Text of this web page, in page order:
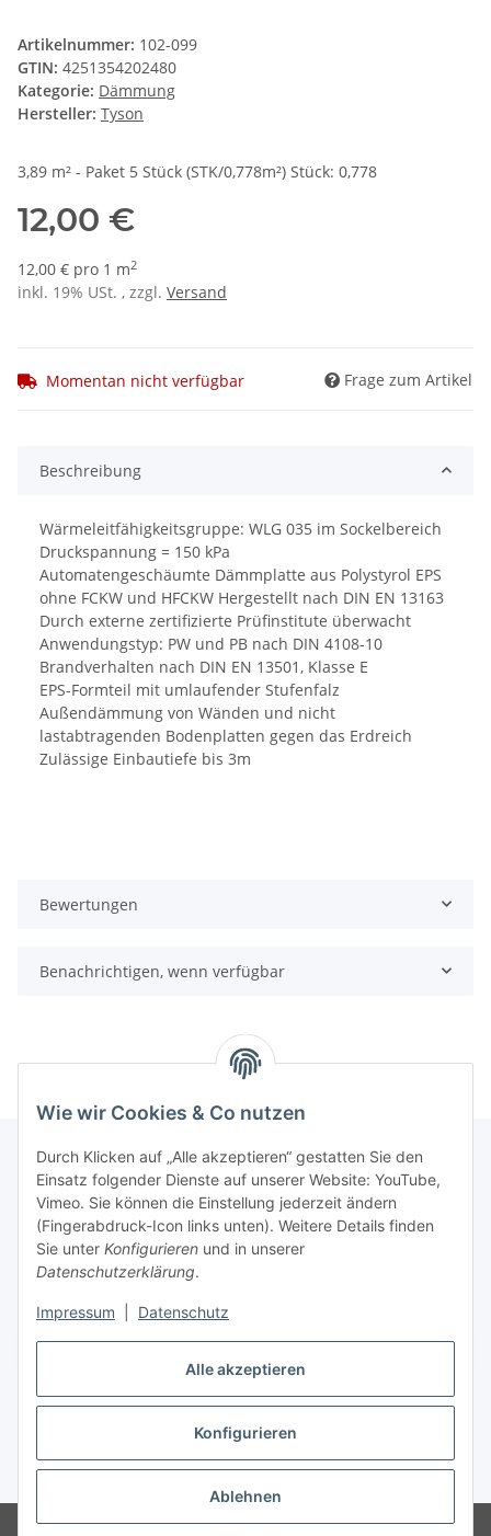
Alle akzeptieren
Konfigurieren
Ablehnen
Wie wir Cookies & Co nutzen
Durch Klicken auf „Alle akzeptieren“ gestatten Sie den
Einsatz folgender Dienste auf unserer Website: YouTube,
Vimeo. Sie können die Einstellung jederzeit ändern
(Fingerabdruck-Icon links unten). Weitere Details finden
Sie unter Konfigurieren und in unserer
Datenschutzerklärung.
Impressum Datenschutz
Artikelnummer: 102-099
GTIN: 4251354202480
Kategorie: Dämmung
Hersteller: Tyson
3,89 m² - Paket 5 Stück (STK/0,778m²) Stück: 0,778
12,00 €
12,00 € pro 1 m2
inkl. 19% USt. , zzgl. Versand
Momentan nicht verfügbar Frage zum Artikel
Beschreibung
Wärmeleitfähigkeitsgruppe: WLG 035 im Sockelbereich
Druckspannung = 150 kPa
Automatengeschäumte Dämmplatte aus Polystyrol EPS
ohne FCKW und HFCKW Hergestellt nach DIN EN 13163
Durch externe zertifizierte Prüfinstitute überwacht
Anwendungstyp: PW und PB nach DIN 4108-10
Brandverhalten nach DIN EN 13501, Klasse E
EPS-Formteil mit umlaufender Stufenfalz
Außendämmung von Wänden und nicht
lastabtragenden Bodenplatten gegen das Erdreich
Zulässige Einbautiefe bis 3m
Bewertungen
Benachrichtigen, wenn verfügbar
Informationen
Gesetzliche Informationen
Vertrag widerrufen
* Alle Preise inkl. gesetzlicher USt., zzgl.Versand
© HS Baustoffe Atlas Produkte